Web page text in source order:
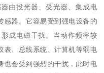
由投光器、受光器、集成电
感器。它容易受到强电设备的
成电磁干扰。当动作频率较
表、总线系统、计算机等弱电
也会受到强烈的干扰，此时电